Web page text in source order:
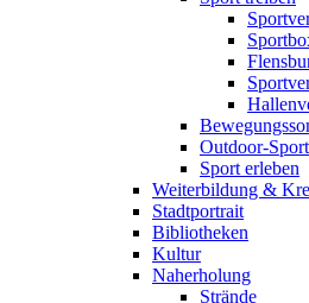
Outdoor-
Sport erleben
Weiterbildung &
Stadtportrait
Bibliotheken
Kultur
Naherholung
Strände